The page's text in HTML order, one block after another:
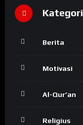
Kategori
Berita
Motivasi
Al-Qur’an
Religius